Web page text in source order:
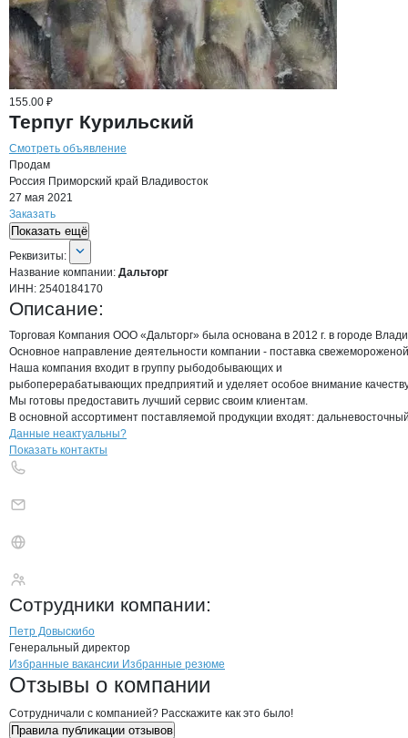
155.00 ₽
Терпуг Курильский
Смотреть объявление
Продам
Россия Приморский край Владивосток
27 мая 2021
Заказать
Показать ещё
О компании
Реквизиты
Реквизиты:
Название компании: Дальторг
ИНН: 2540184170
Описание:
Торговая Компания ООО «Дальторг» была основана в 2012 г. в городе
Основное направление деятельности компании - поставка
Наша компания входит в группу рыбодобывающих и
рыбоперерабатывающих предприятий и уделяет особое внимание
Мы готовы предоставить лучший сервис своим клиентам.
В основной ассортимент поставляемой продукции входят:
Контактыкомпании
+7(800)000-00-..
Данные неактуальны?
Показать контакты
Сотрудники компании:
Петр Довыскибо
Генеральный директор
Брендыкомпани Дальторг
Вакансии вДальторг
Избранные вакансии Избранные резюме
Новости oДальторг, ООО
Отзывы о компании
Сотрудничали с компанией? Расскажите как это было!
Правила публикации отзывов